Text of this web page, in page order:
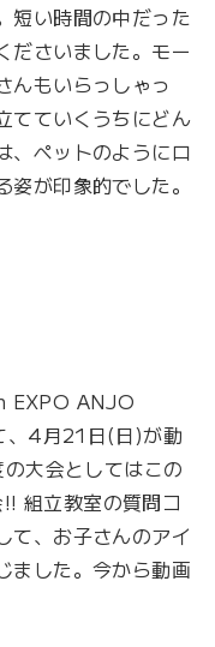
短い時間の中だった
ださいました。モー
んもいらっしゃっ
てていくうちにどん
、ペットのようにロ
が印象的でした。
EXPO ANJO
、4月21日(日)が動
大会としてはこの
組立教室の質問コ
て、お子さんのアイ
ました。今から動画